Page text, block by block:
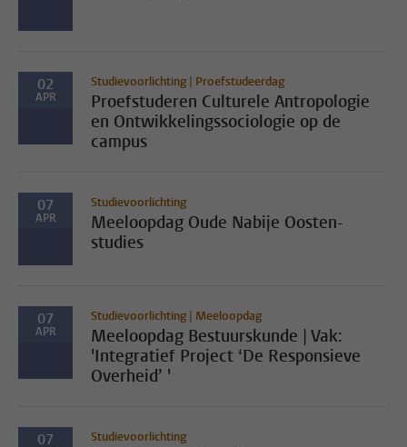
02
APR
Studievoorlichting | Proefstudeerdag
Proefstuderen Culturele Antropologie
en Ontwikkelingssociologie op de
campus
07
APR
Studievoorlichting
Meeloopdag Oude Nabije Oosten-
studies
07
APR
Studievoorlichting | Meeloopdag
Meeloopdag Bestuurskunde | Vak:
'Integratief Project ‘De Responsieve
Overheid’ '
07 Studievoorlichting